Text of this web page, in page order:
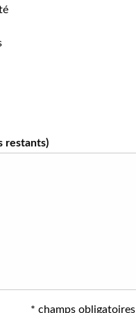
restants)
* champs obligatoires